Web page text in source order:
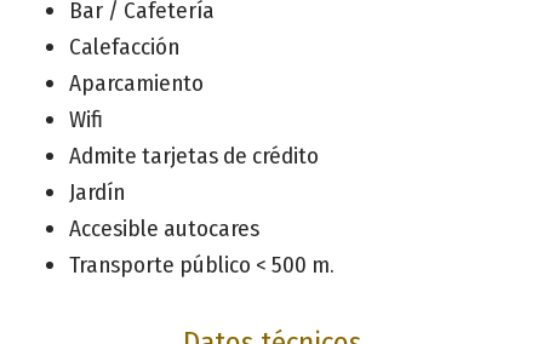
Bar / Cafetería
Calefacción
Aparcamiento
Wifi
Admite tarjetas de crédito
Jardín
Accesible autocares
Transporte público < 500 m.